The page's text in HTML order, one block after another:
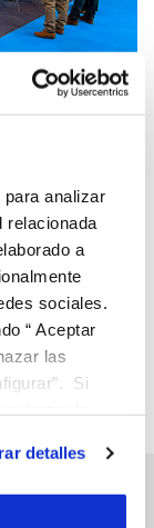
analizar
relacionada
a
sociales.
“ Aceptar
las
Si
y que
consultar
detalles
sus
de 112